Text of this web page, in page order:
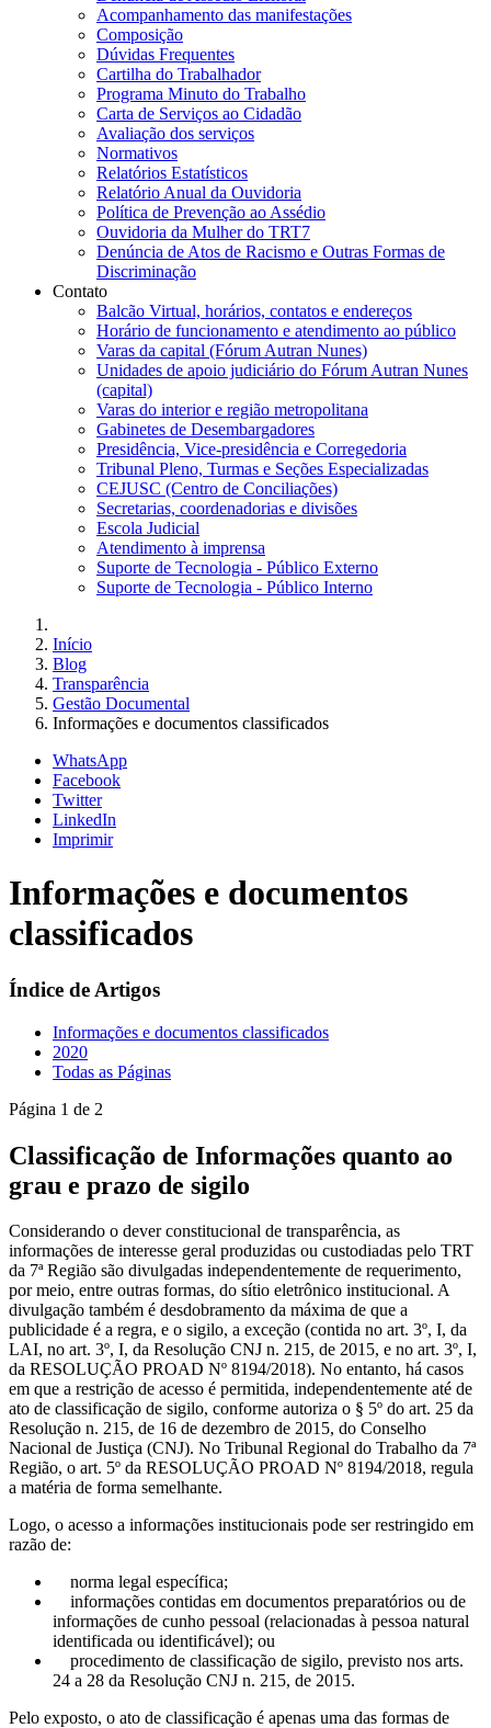
Acompanhamento das manifestações
Composição
Dúvidas Frequentes
Cartilha do Trabalhador
Programa Minuto do Trabalho
Carta de Serviços ao Cidadão
Avaliação dos serviços
Normativos
Relatórios Estatísticos
Relatório Anual da Ouvidoria
Política de Prevenção ao Assédio
Ouvidoria da Mulher do TRT7
Denúncia de Atos de Racismo e Outras Formas de
Discriminação
Contato
Balcão Virtual, horários, contatos e endereços
Horário de funcionamento e atendimento ao público
Varas da capital (Fórum Autran Nunes)
Unidades de apoio judiciário do Fórum Autran Nunes
(capital)
Varas do interior e região metropolitana
Gabinetes de Desembargadores
Presidência, Vice-presidência e Corregedoria
Tribunal Pleno, Turmas e Seções Especializadas
CEJUSC (Centro de Conciliações)
Secretarias, coordenadorias e divisões
Escola Judicial
Atendimento à imprensa
Suporte de Tecnologia - Público Externo
Suporte de Tecnologia - Público Interno
Início
Blog
Transparência
Gestão Documental
Informações e documentos classificados
WhatsApp
Facebook
Twitter
LinkedIn
Imprimir
Informações e documentos
classificados
Índice de Artigos
Informações e documentos classificados
2020
Todas as Páginas
Página 1 de 2
Classificação de Informações quanto ao
grau e prazo de sigilo
Considerando o dever constitucional de transparência, as
informações de interesse geral produzidas ou custodiadas pelo TRT
da 7ª Região são divulgadas independentemente de requerimento,
por meio, entre outras formas, do sítio eletrônico institucional. A
divulgação também é desdobramento da máxima de que a
publicidade é a regra, e o sigilo, a exceção (contida no art. 3º, I, da
LAI, no art. 3º, I, da Resolução CNJ n. 215, de 2015, e no art. 3º, I,
da RESOLUÇÃO PROAD Nº 8194/2018). No entanto, há casos
em que a restrição de acesso é permitida, independentemente até de
ato de classificação de sigilo, conforme autoriza o § 5º do art. 25 da
Resolução n. 215, de 16 de dezembro de 2015, do Conselho
Nacional de Justiça (CNJ). No Tribunal Regional do Trabalho da 7ª
Região, o art. 5º da RESOLUÇÃO PROAD Nº 8194/2018, regula
a matéria de forma semelhante.
Logo, o acesso a informações institucionais pode ser restringido em
razão de:
norma legal específica;
informações contidas em documentos preparatórios ou de
informações de cunho pessoal (relacionadas à pessoa natural
identificada ou identificável); ou
procedimento de classificação de sigilo, previsto nos arts.
24 a 28 da Resolução CNJ n. 215, de 2015.
Pelo exposto, o ato de classificação é apenas uma das formas de